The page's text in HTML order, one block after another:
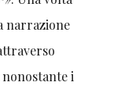
narrazione
nonostante i